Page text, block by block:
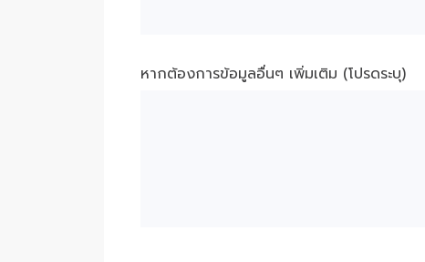
หากต้องการข้อมูลอื่นๆ เพิ่มเติม (โปรดระบุ)